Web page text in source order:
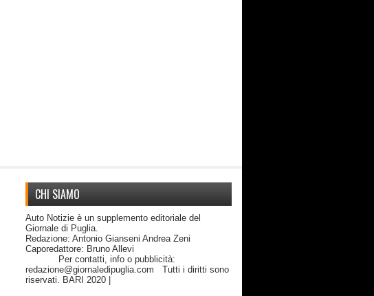
CHI SIAMO
Auto Notizie è un supplemento editoriale del
Giornale di Puglia.
Redazione: Antonio Gianseni Andrea Zeni
Caporedattore: Bruno Allevi
Per contatti, info o pubblicità:
redazione@giornaledipuglia.com Tutti i diritti sono
riservati. BARI 2020 |